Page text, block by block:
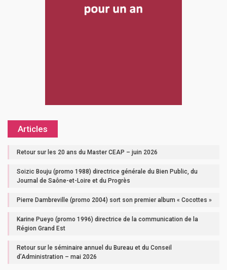
Articles
Retour sur les 20 ans du Master CEAP – juin 2026
Soizic Bouju (promo 1988) directrice générale du Bien Public, du
Journal de Saône-et-Loire et du Progrès
Pierre Dambreville (promo 2004) sort son premier album « Cocottes »
Karine Pueyo (promo 1996) directrice de la communication de la
Région Grand Est
Retour sur le séminaire annuel du Bureau et du Conseil
d’Administration – mai 2026